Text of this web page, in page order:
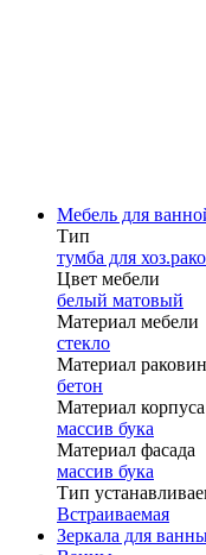
Мебель для
Тип
тумба для
Цвет мебели
белый матовый
Материал мебели
стекло
Материал
бетон
Материал корпуса
массив бука
Материал фасада
массив бука
Тип
Встраиваемая
Зеркала для